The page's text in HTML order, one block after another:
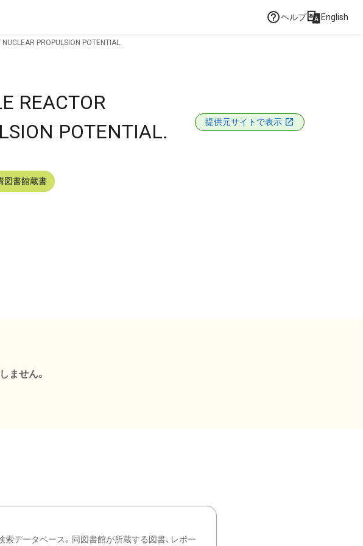
ヘルプ English
PROPULSION POTENTIAL.
REACTOR
POTENTIAL.
提供元サイトで表示
図書館蔵書
ません。
データベース。同図書館が所蔵する図書、レポー